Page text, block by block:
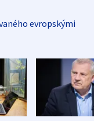
evropskými